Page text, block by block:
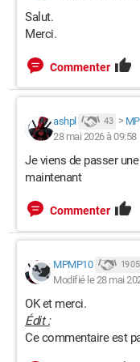
Salut.
Merci.
Commenter
ashpl 43 >
28 mai 2026 à 09:58
Je viens de passer
maintenant
Commenter
MPMP10 19
Modifié le 28 mai
OK et merci.
Édit :
Ce commentaire est